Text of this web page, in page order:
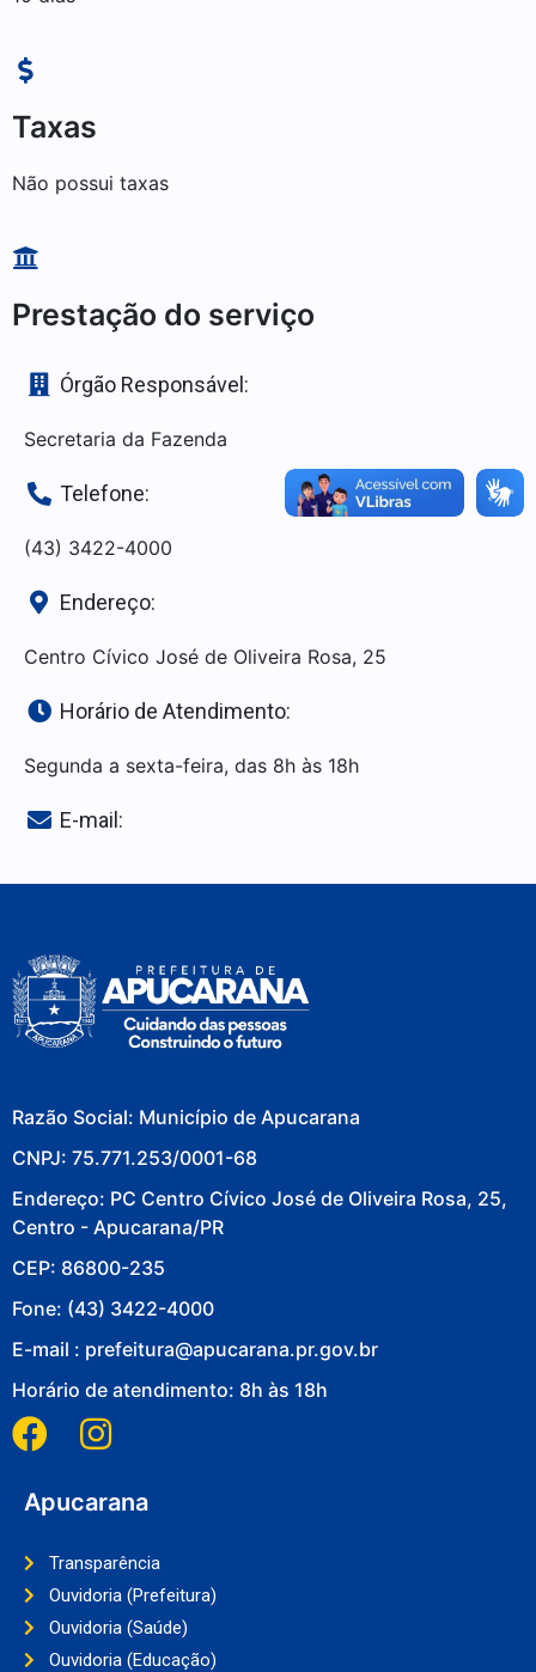
Taxas
Não possui taxas
Prestação do serviço
Órgão Responsável:
Secretaria da Fazenda
Telefone:
(43) 3422-4000
Endereço:
Centro Cívico José de Oliveira Rosa, 25
Horário de Atendimento:
Segunda a sexta-feira, das 8h às 18h
E-mail:
Razão Social: Município de Apucarana
CNPJ: 75.771.253/0001-68
Endereço: PC Centro Cívico José de Oliveira Rosa, 25,
Centro - Apucarana/PR
CEP: 86800-235
Fone: (43) 3422-4000
E-mail : prefeitura@apucarana.pr.gov.br
Horário de atendimento: 8h às 18h
Apucarana
Transparência
Ouvidoria (Prefeitura)
Ouvidoria (Saúde)
Ouvidoria (Educação)